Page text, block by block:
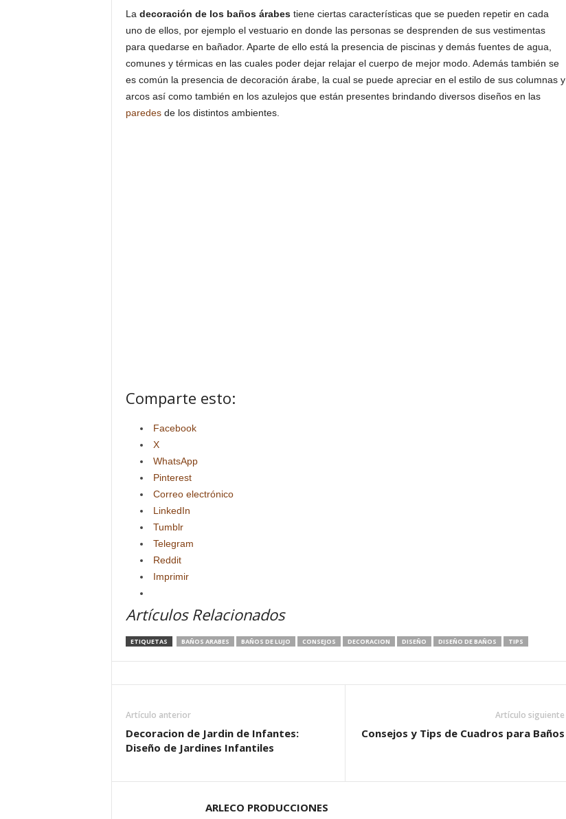
La decoración de los baños árabestiene ciertas características que se pueden repetir en cada
uno de ellos, por ejemplo el vestuario en donde las personas se desprenden de sus vestimentas
para quedarse en bañador. Aparte de ello está la presencia de piscinas y demás fuentes de agua,
comunes y térmicas en las cuales poder dejar relajar el cuerpo de mejor modo. Además también se
es común la presencia de decoración árabe, la cual se puede apreciar en el estilo de sus columnas y
arcos así como también en los azulejos que están presentes brindando diversos diseños en las
paredesde los distintos ambientes.
Comparte esto:
Facebook
X
WhatsApp
Pinterest
Correo electrónico
LinkedIn
Tumblr
Telegram
Reddit
Imprimir
Artículos Relacionados
ETIQUETAS BAÑOS ARABES BAÑOS DE LUJO CONSEJOS DECORACION DISEÑO DISEÑO DE BAÑOS TIPS
Artículo anterior
Decoracion de Jardin de Infantes:
Diseño de Jardines Infantiles
Artículo siguiente
Consejos y Tips de Cuadros para Baños
ARLECO PRODUCCIONES